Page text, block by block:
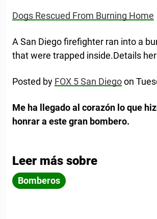
Dogs Rescued From Burning Home
A San Diego firefighter ran into a
that were trapped inside.Details
Posted by FOX 5 San Diegoon
Me ha llegado al corazón lo que
honrar a este gran bombero.
Leer más sobre
Bomberos